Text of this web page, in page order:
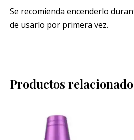
Se recomienda encenderlo
de usarlo por primera vez.
Productos